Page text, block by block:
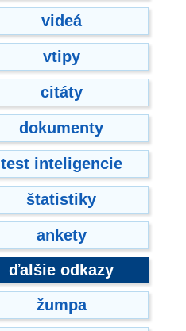
videá
vtipy
citáty
dokumenty
test inteligencie
štatistiky
ankety
ďalšie odkazy
žumpa